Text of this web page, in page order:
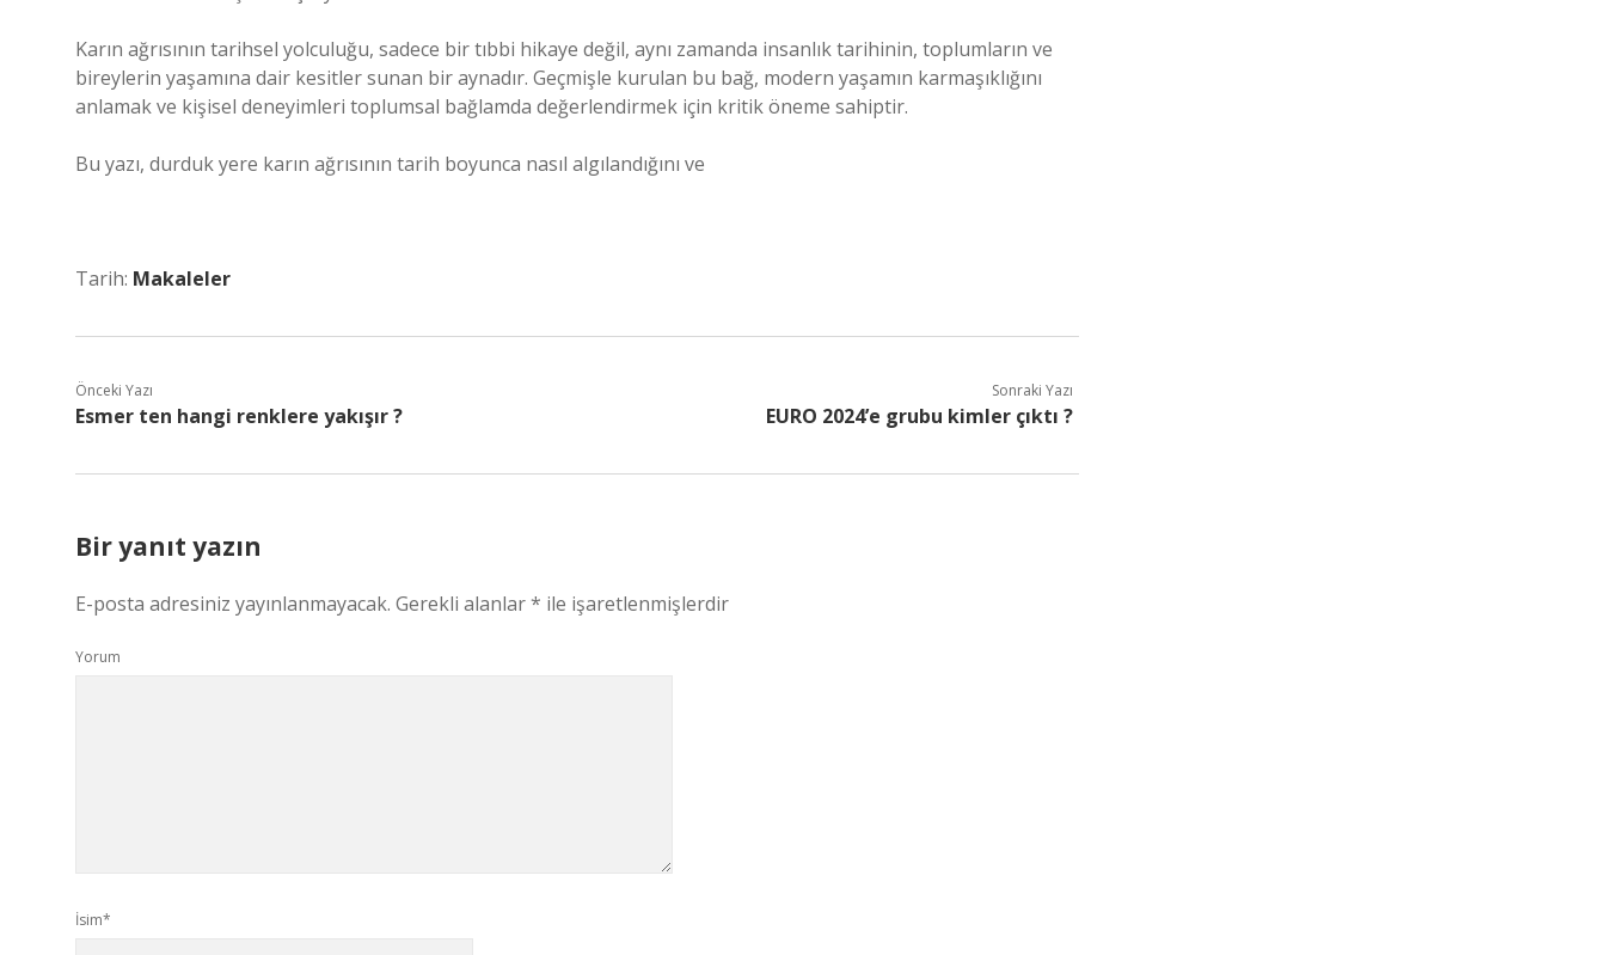
Karın ağrısının tarihsel yolculuğu, sadece bir tıbbi hikaye değil, aynı zamanda insanlık tarihinin, toplumların ve
bireylerin yaşamına dair kesitler sunan bir aynadır. Geçmişle kurulan bu bağ, modern yaşamın karmaşıklığını
anlamak ve kişisel deneyimleri toplumsal bağlamda değerlendirmek için kritik öneme sahiptir.
Bu yazı, durduk yere karın ağrısının tarih boyunca nasıl algılandığını ve
Tarih: Makaleler
Önceki Yazı
Esmer ten hangi renklere yakışır ?
Sonraki Yazı
EURO 2024’e grubu kimler çıktı ?
Bir yanıt yazın
E-posta adresiniz yayınlanmayacak. Gerekli alanlar* ile işaretlenmişlerdir
Yorum
İsim*